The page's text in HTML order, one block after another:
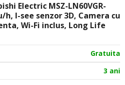
Electric MSZ-LN60VGR-
h, I-see senzor 3D, Camera cu
Wi-Fi inclus, Long Life
Gratuita
3 ani